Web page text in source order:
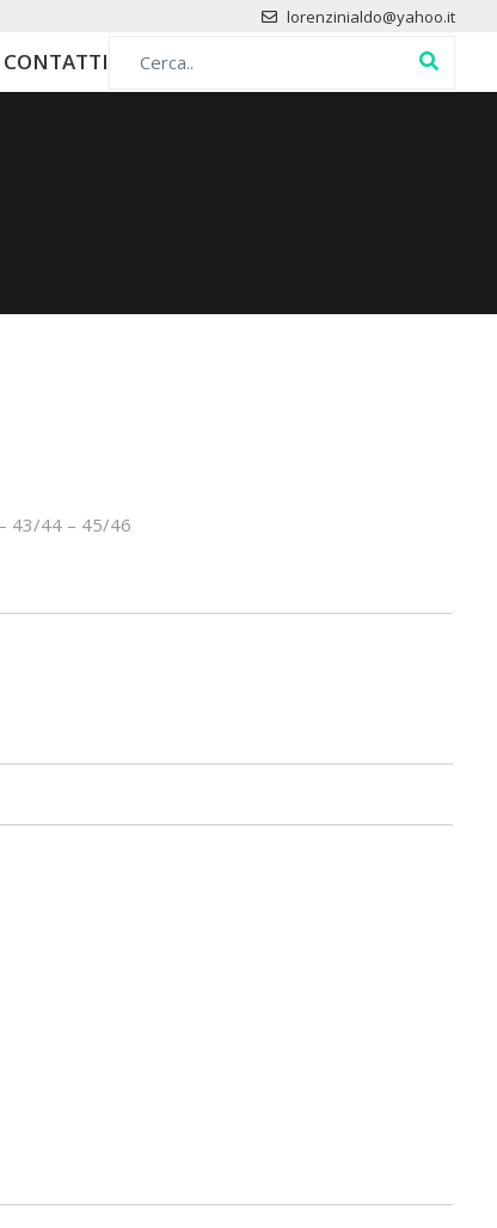
lorenzinialdo@yahoo.it
CONTATTI
43/44 – 45/46